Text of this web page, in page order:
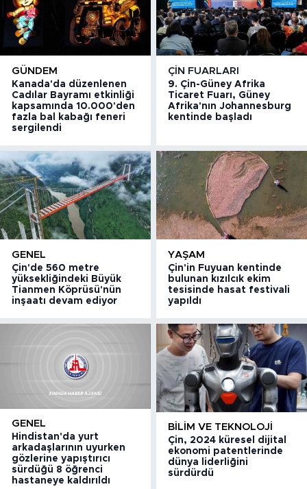
GÜNDEM
Kanada'da düzenlenen
Cadılar Bayramı etkinliği
kapsamında 10.000'den
fazla bal kabağı feneri
sergilendi
ÇIN FUARLARI
9. Çin-Güney Afrika
Ticaret Fuarı, Güney
Afrika'nın Johannesburg
kentinde başladı
GENEL
Çin'de 560 metre
yüksekliğindeki Büyük
Tianmen Köprüsü'nün
inşaatı devam ediyor
YAŞAM
Çin'in Fuyuan kentinde
bulunan kızılcık ekim
tesisinde hasat festivali
yapıldı
GENEL
Hindistan'da yurt
arkadaşlarının uyurken
gözlerine yapıştırıcı
sürdüğü 8 öğrenci
hastaneye kaldırıldı
BILIM VE TEKNOLOJI
Çin, 2024 küresel dijital
ekonomi patentlerinde
dünya liderliğini
sürdürdü